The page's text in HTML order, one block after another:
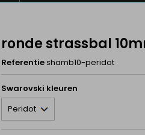
ronde strassbal
Referentieshamb10-peridot
Swarovski kleuren